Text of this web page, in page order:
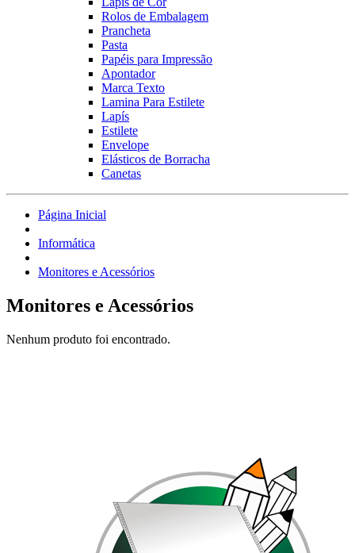
Rolos de Embalagem
Prancheta
Pasta
Papéis para Impressão
Apontador
Marca Texto
Lamina Para Estilete
Lapís
Estilete
Envelope
Elásticos de Borracha
Canetas
Página Inicial
Informática
Monitores e Acessórios
Monitores e Acessórios
Nenhum produto foi encontrado.